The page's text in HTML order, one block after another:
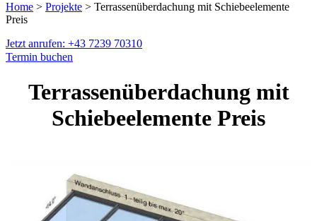
Home > Projekte > Terrassenüberdachung mit Schiebeelemente
Preis
Jetzt anrufen: +43 7239 70310
Termin buchen
Terrassenüberdachung mit
Schiebeelemente Preis